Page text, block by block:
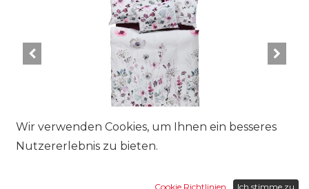
Wir verwenden Cookies, um Ihnen ein besseres
Nutzererlebnis zu bieten.
Cookie Richtlinien Ich stimme zu